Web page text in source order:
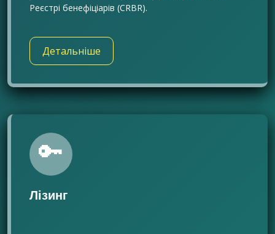
Реєстрі бенефіціарів (CRBR).
Детальніше
🔑
Лізинг